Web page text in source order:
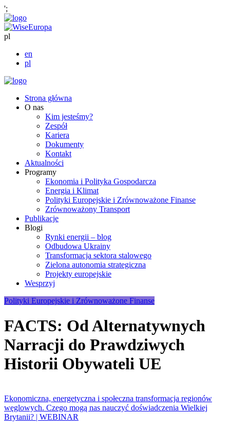
';
pl
en
pl
Strona główna
O nas
Kim jesteśmy?
Zespół
Kariera
Dokumenty
Kontakt
Aktualności
Programy
Ekonomia i Polityka Gospodarcza
Energia i Klimat
Polityki Europejskie i Zrównoważone Finanse
Zrównoważony Transport
Publikacje
Blogi
Rynki energii – blog
Odbudowa Ukrainy
Transformacja sektora stalowego
Zielona autonomia strategiczna
Projekty europejskie
Wesprzyj
Polityki Europejskie i Zrównoważone Finanse
FACTS: Od Alternatywnych
Narracji do Prawdziwych
Historii Obywateli UE
Ekonomiczna, energetyczna i społeczna transformacja regionów
węglowych. Czego mogą nas nauczyć doświadczenia Wielkiej
Brytanii? | WEBINAR